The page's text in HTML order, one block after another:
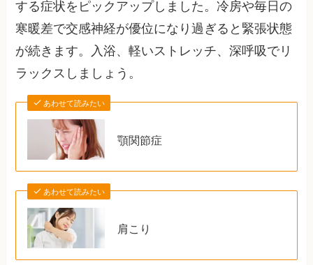
する症状をピックアップしました。冷房や毎日の
寒暖差で交感神経が優位になり過ぎると緊張状態
が続きます。入浴、軽いストレッチ、深呼吸でリ
ラックスしましょう。
あわせて読みたい
顎関節症
あわせて読みたい
肩こり